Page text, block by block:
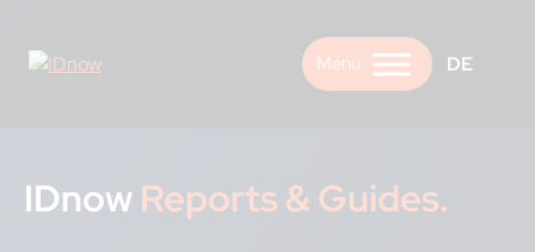
content
DE
IDnow Reports & Guides.